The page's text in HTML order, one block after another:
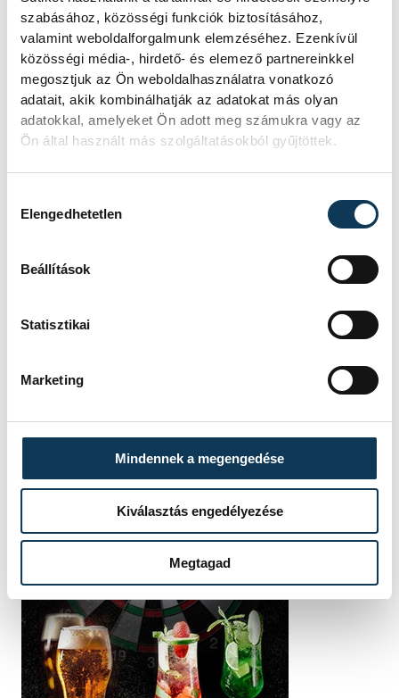
szabásához, közösségi funkciók biztosításához,
valamint weboldalforgalmunk elemzéséhez. Ezenkívül
közösségi média-, hirdető- és elemező partnereinkkel
megosztjuk az Ön weboldalhasználatra vonatkozó
adatait, akik kombinálhatják az adatokat más olyan
adatokkal, amelyeket Ön adott meg számukra vagy az
Ön által használt más szolgáltatásokból gyűjtöttek.
Elengedhetetlen
Beállítások
Statisztikai
Marketing
Mindennek a megengedése
Kiválasztás engedélyezése
Megtagad
Vörösmarty Éva közművelődés
SZERZŐ
FOTÓS
Kovács